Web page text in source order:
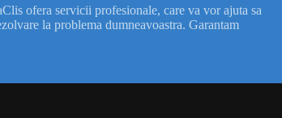
ofera servicii profesionale, care va vor ajuta sa
la problema dumneavoastra. Garantam